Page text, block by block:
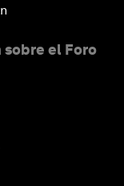
sobre el Foro